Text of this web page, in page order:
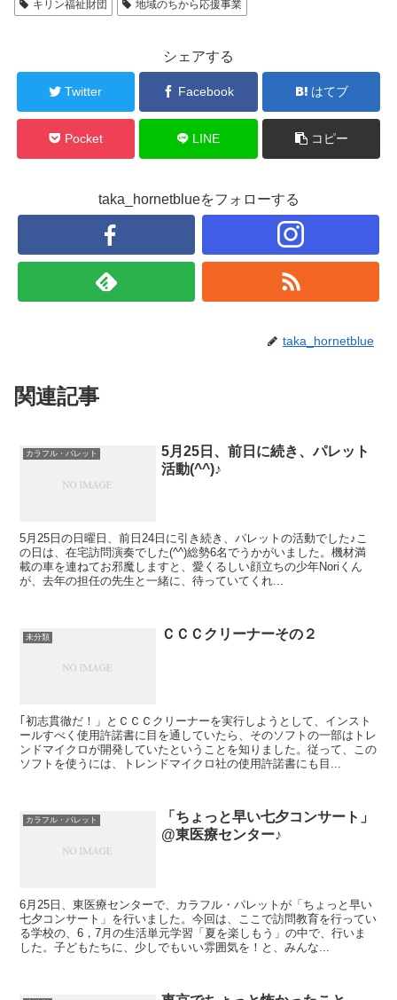
キリン福祉財団 地域のちから応援事業
シェアする
Twitter Facebook はてブ
Pocket LINE コピー
taka_hornetblueをフォローする
taka_hornetblue
関連記事
カラフル・パレット
5月25日、前日に続き、パレット
活動(^^)♪
5月25日の日曜日、前日24日に引き続き、パレットの活動でした♪こ
の日は、在宅訪問演奏でした(^^)総勢6名でうかがいました。機材満
載の車を連ねてお邪魔しますと、愛くるしい顔立ちの少年Noriくん
が、去年の担任の先生と一緒に、待っていてくれ...
未分類 ＣＣＣクリーナーその２
｢初志貫徹だ！」とＣＣＣクリーナーを実行しようとして、インスト
ールすべく使用許諾書に目を通していたら、そのソフトの一部はトレ
ンドマイクロが開発していたということを知りました。従って、この
ソフトを使うには、トレンドマイクロ社の使用許諾書にも目...
カラフル・パレット
「ちょっと早い七夕コンサート」
@東医療センター♪
6月25日、東医療センターで、カラフル・パレットが「ちょっと早い
七夕コンサート」を行いました。今回は、ここで訪問教育を行ってい
る学校の、6，7月の生活単元学習「夏を楽しもう」の中で、行いま
した。子どもたちに、少しでもいい雰囲気を！と、みんな...